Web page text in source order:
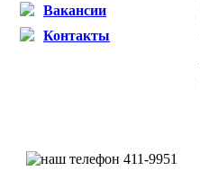
Вакансии
Контакты